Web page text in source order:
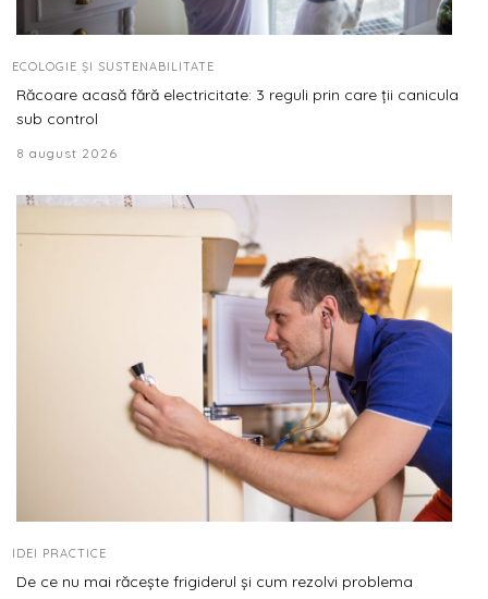
ECOLOGIE ȘI SUSTENABILITATE
Răcoare acasă fără electricitate: 3 reguli prin care ții canicula
sub control
8 august 2026
IDEI PRACTICE
De ce nu mai răcește frigiderul și cum rezolvi problema